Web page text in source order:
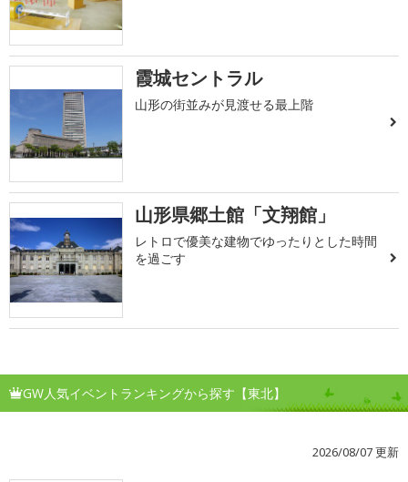
霞城セントラル
山形の街並みが見渡せる最上階
山形県郷土館「文翔館」
レトロで優美な建物でゆったりとした時間
を過ごす
GW人気イベントランキングから探す【東北】
2026/08/07 更新